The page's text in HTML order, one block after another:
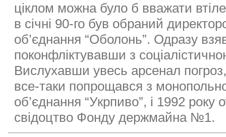
ціклом можна було б вважати
в січні 90-го був обраний
об’єднання “Оболонь”. Одразу
поконфліктувавши з
Вислухавши увесь арсенал
все-таки попрощався з
об’єднання “Укрпиво”, і 1992 року
свідоцтво Фонду держмайна №1.